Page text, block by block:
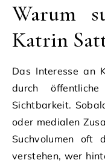
Warum
Katrin
Das Interesse an
durch
Sichtbarkeit.
oder medialen
Suchvolumen oft
verstehen, wer